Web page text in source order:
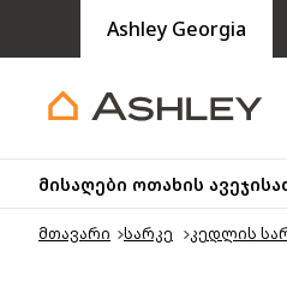
Ashley Georgia
მისაღები ოთახის ავეჯი
მთავარი სარკე კედლის